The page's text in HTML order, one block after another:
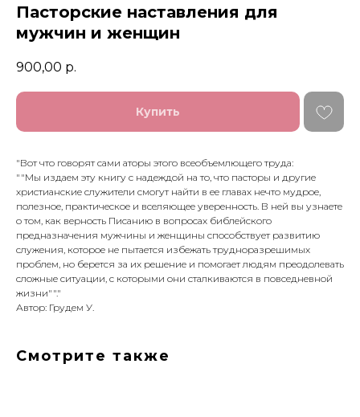
Пасторские наставления для
мужчин и женщин
900,00 р.
Купить
"Вот что говорят сами аторы этого всеобъемлющего труда:
""Мы издаем эту книгу с надеждой на то, что пасторы и другие
христианские служители смогут найти в ее главах нечто мудрое,
полезное, практическое и вселяющее уверенность. В ней вы узнаете
о том, как верность Писанию в вопросах библейского
предназначения мужчины и женщины способствует развитию
служения, которое не пытается избежать трудноразрешимых
проблем, но берется за их решение и помогает людям преодолевать
сложные ситуации, с которыми они сталкиваются в повседневной
жизни""."
Автор: Грудем У.
Смотрите также